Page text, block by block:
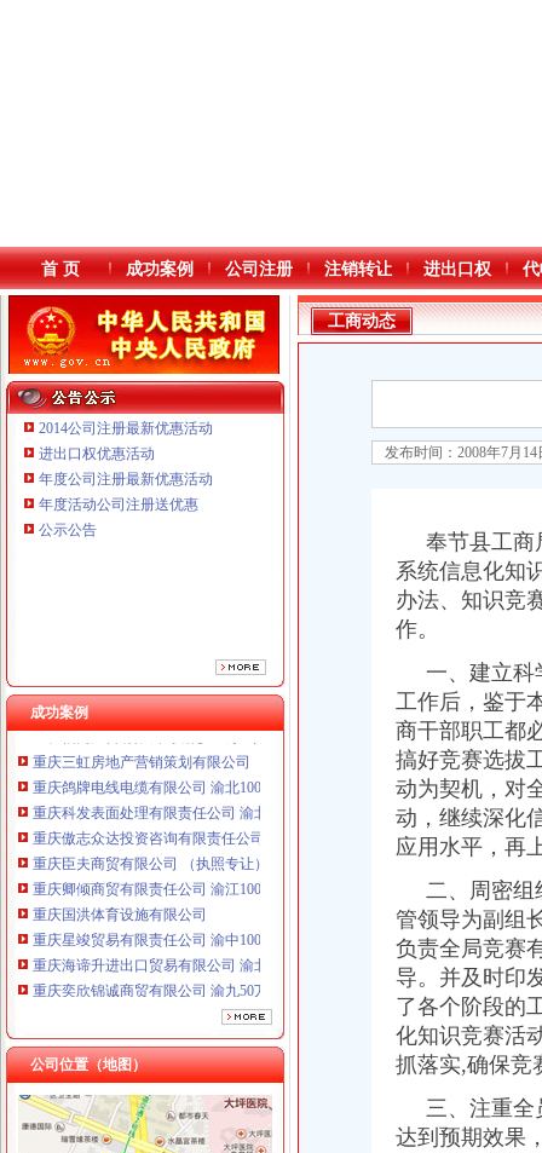
本站导航
首 页 成功案例 公司注册 注销转让 进出口权
2014公司注册最新优惠活动
进出口权优惠活动
年度公司注册最新优惠活动
年度活动公司注册送优惠
公示公告
成功案例
重庆鸽牌电线电缆有限公司 渝北10010万 (进出口权)
重庆科发表面处理有限责任公司 渝北800万 （进出口权）
重庆傲志众达投资咨询有限责任公司 渝九1000万 （增资）
重庆海谛升进出口贸易有限公司 渝北100万 （进出口权）
重庆奕欣锦诚商贸有限公司 渝九50万 （工商注册）
重庆信同广告有限公司 渝沙50万 （工商注册）
重庆三虹房地产营销策划有限公司
重庆鸽牌电线电缆有限公司 渝北10010万 (进出口权)
重庆科发表面处理有限责任公司 渝北800万 （进出口权）
重庆傲志众达投资咨询有限责任公司 渝九1000万 （增资）
重庆臣夫商贸有限公司 （执照专让）
重庆卿倾商贸有限责任公司 渝江100万 （工商注册）
重庆国洪体育设施有限公司
重庆星竣贸易有限责任公司 渝中100万 （进出口权）
重庆海谛升进出口贸易有限公司 渝北100万 （进出口权）
重庆奕欣锦诚商贸有限公司 渝九50万 （工商注册）
重庆信同广告有限公司 渝沙50万 （工商注册）
重庆三虹房地产营销策划有限公司
公司位置（地图）
工商动态
发布时间：2008年7月
奉节县工商
系统信息化知
办法、知识竞
作。
一、建立科
工作后，鉴于
商干部职工都
搞好竞赛选拔
动为契机，对
动，继续深化
应用水平，再
二、周密组
管领导为副组
负责全局竞赛
导。并及时印
了各个阶段的
化知识竞赛活
抓落实,确保竞
三、注重全
达到预期效果